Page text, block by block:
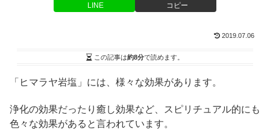
LINE コピー
2019.07.06
この記事は約8分で読めます。
「ヒマラヤ岩塩」には、様々な効果があります。
浄化の効果だったり癒し効果など、スピリチュアル的にも
色々な効果があると言われています。